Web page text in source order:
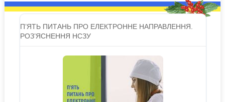
Новини з регіонів
П’ЯТЬ ПИТАНЬ ПРО ЕЛЕКТРОННЕ НАПРАВЛЕННЯ.
РОЗ’ЯСНЕННЯ НСЗУ